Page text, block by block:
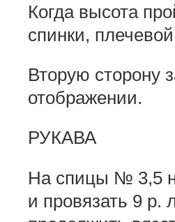
Когда высота
спинки,
Вторую сторону
отображении.
РУКАВА
На спицы № 3,5
и провязать 9